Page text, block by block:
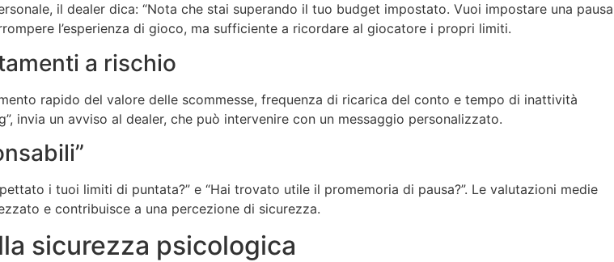
il dealer dica: “Nota che stai superando il tuo budget impostato. Vuoi impostare una pausa
l’esperienza di gioco, ma sufficiente a ricordare al giocatore i propri limiti.
a rischio
rapido del valore delle scommesse, frequenza di ricarica del conto e tempo di inattività
invia un avviso al dealer, che può intervenire con un messaggio personalizzato.
i tuoi limiti di puntata?” e “Hai trovato utile il promemoria di pausa?”. Le valutazioni medie
e contribuisce a una percezione di sicurezza.
sicurezza psicologica